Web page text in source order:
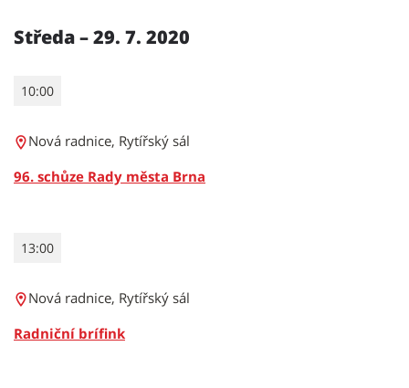
Středa – 29. 7. 2020
10:00
Nová radnice, Rytířský sál
96. schůze Rady města Brna
13:00
Nová radnice, Rytířský sál
Radniční brífink